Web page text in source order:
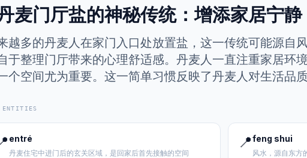
麦门厅盐的神秘传统：增添家居宁静
越多的丹麦人在家门入口处放置盐，这一传统可能源自
于整理门厅带来的心理舒适感。丹麦人一直注重家居环
个空间尤为重要。这一简单习惯反映了丹麦人对生活品
ENTITIES
entré
丹麦住宅中进门后的玄关区域，是回家后首先接触的空间
📍feng shui
风水，源自东方